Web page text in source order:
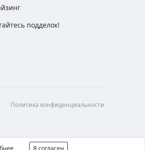
подделок!
Политика конфиденциальности
Я согласен